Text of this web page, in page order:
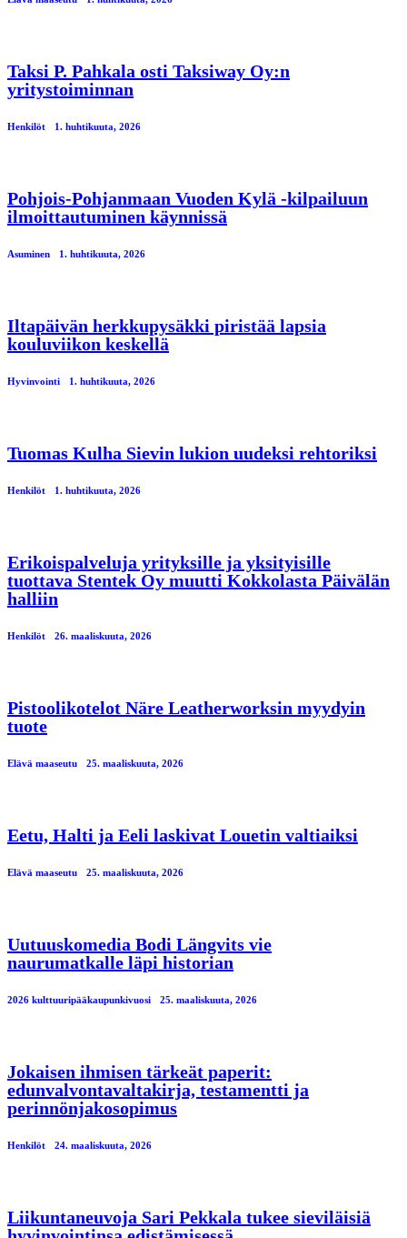
Taksi P. Pahkala osti Taksiway Oy:n
yritystoiminnan
Henkilöt 1. huhtikuuta, 2026
Pohjois-Pohjanmaan Vuoden Kylä -kilpailuun
ilmoittautuminen käynnissä
Asuminen 1. huhtikuuta, 2026
Iltapäivän herkkupysäkki piristää lapsia
kouluviikon keskellä
Hyvinvointi 1. huhtikuuta, 2026
Tuomas Kulha Sievin lukion uudeksi rehtoriksi
Henkilöt 1. huhtikuuta, 2026
Erikoispalveluja yrityksille ja yksityisille
tuottava Stentek Oy muutti Kokkolasta Päivälän
halliin
Henkilöt 26. maaliskuuta, 2026
Pistoolikotelot Näre Leatherworksin myydyin
tuote
Elävä maaseutu 25. maaliskuuta, 2026
Eetu, Halti ja Eeli laskivat Louetin valtiaiksi
Elävä maaseutu 25. maaliskuuta, 2026
Uutuuskomedia Bodi Längvits vie
naurumatkalle läpi historian
2026 kulttuuripääkaupunkivuosi 25. maaliskuuta, 2026
Jokaisen ihmisen tärkeät paperit:
edunvalvontavaltakirja, testamentti ja
perinnönjakosopimus
Henkilöt 24. maaliskuuta, 2026
Liikuntaneuvoja Sari Pekkala tukee sieviläisiä